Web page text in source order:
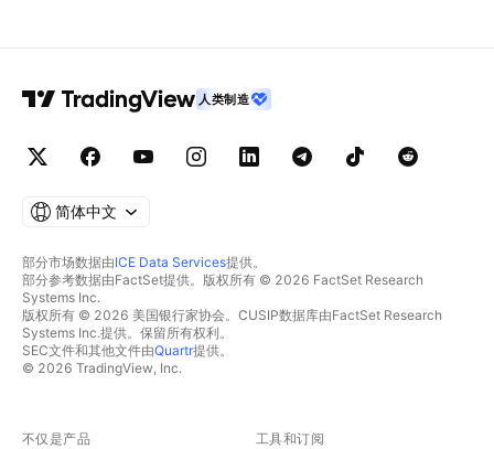
人类制造
简体中文
部分市场数据由ICE Data Services提供。
部分参考数据由FactSet提供。版权所有 © 2026 FactSet Research
Systems Inc.
版权所有 © 2026 美国银行家协会。CUSIP数据库由FactSet Research
Systems Inc.提供。保留所有权利。
SEC文件和其他文件由Quartr提供。
© 2026 TradingView, Inc.
不仅是产品 工具和订阅